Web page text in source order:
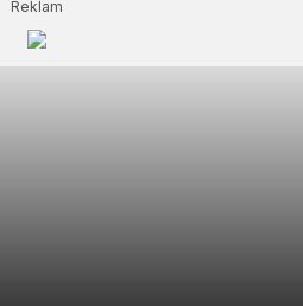
Reklam